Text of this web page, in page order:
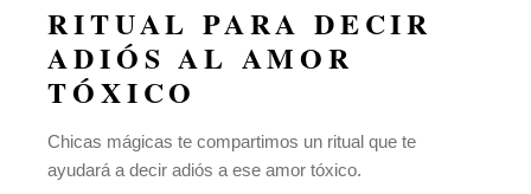
RITUAL PARA DECIR
ADIÓS AL AMOR
TÓXICO
Chicas mágicas te compartimos un ritual que te
ayudará a decir adiós a ese amor tóxico.